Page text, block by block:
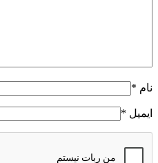
نام *
ایمیل *